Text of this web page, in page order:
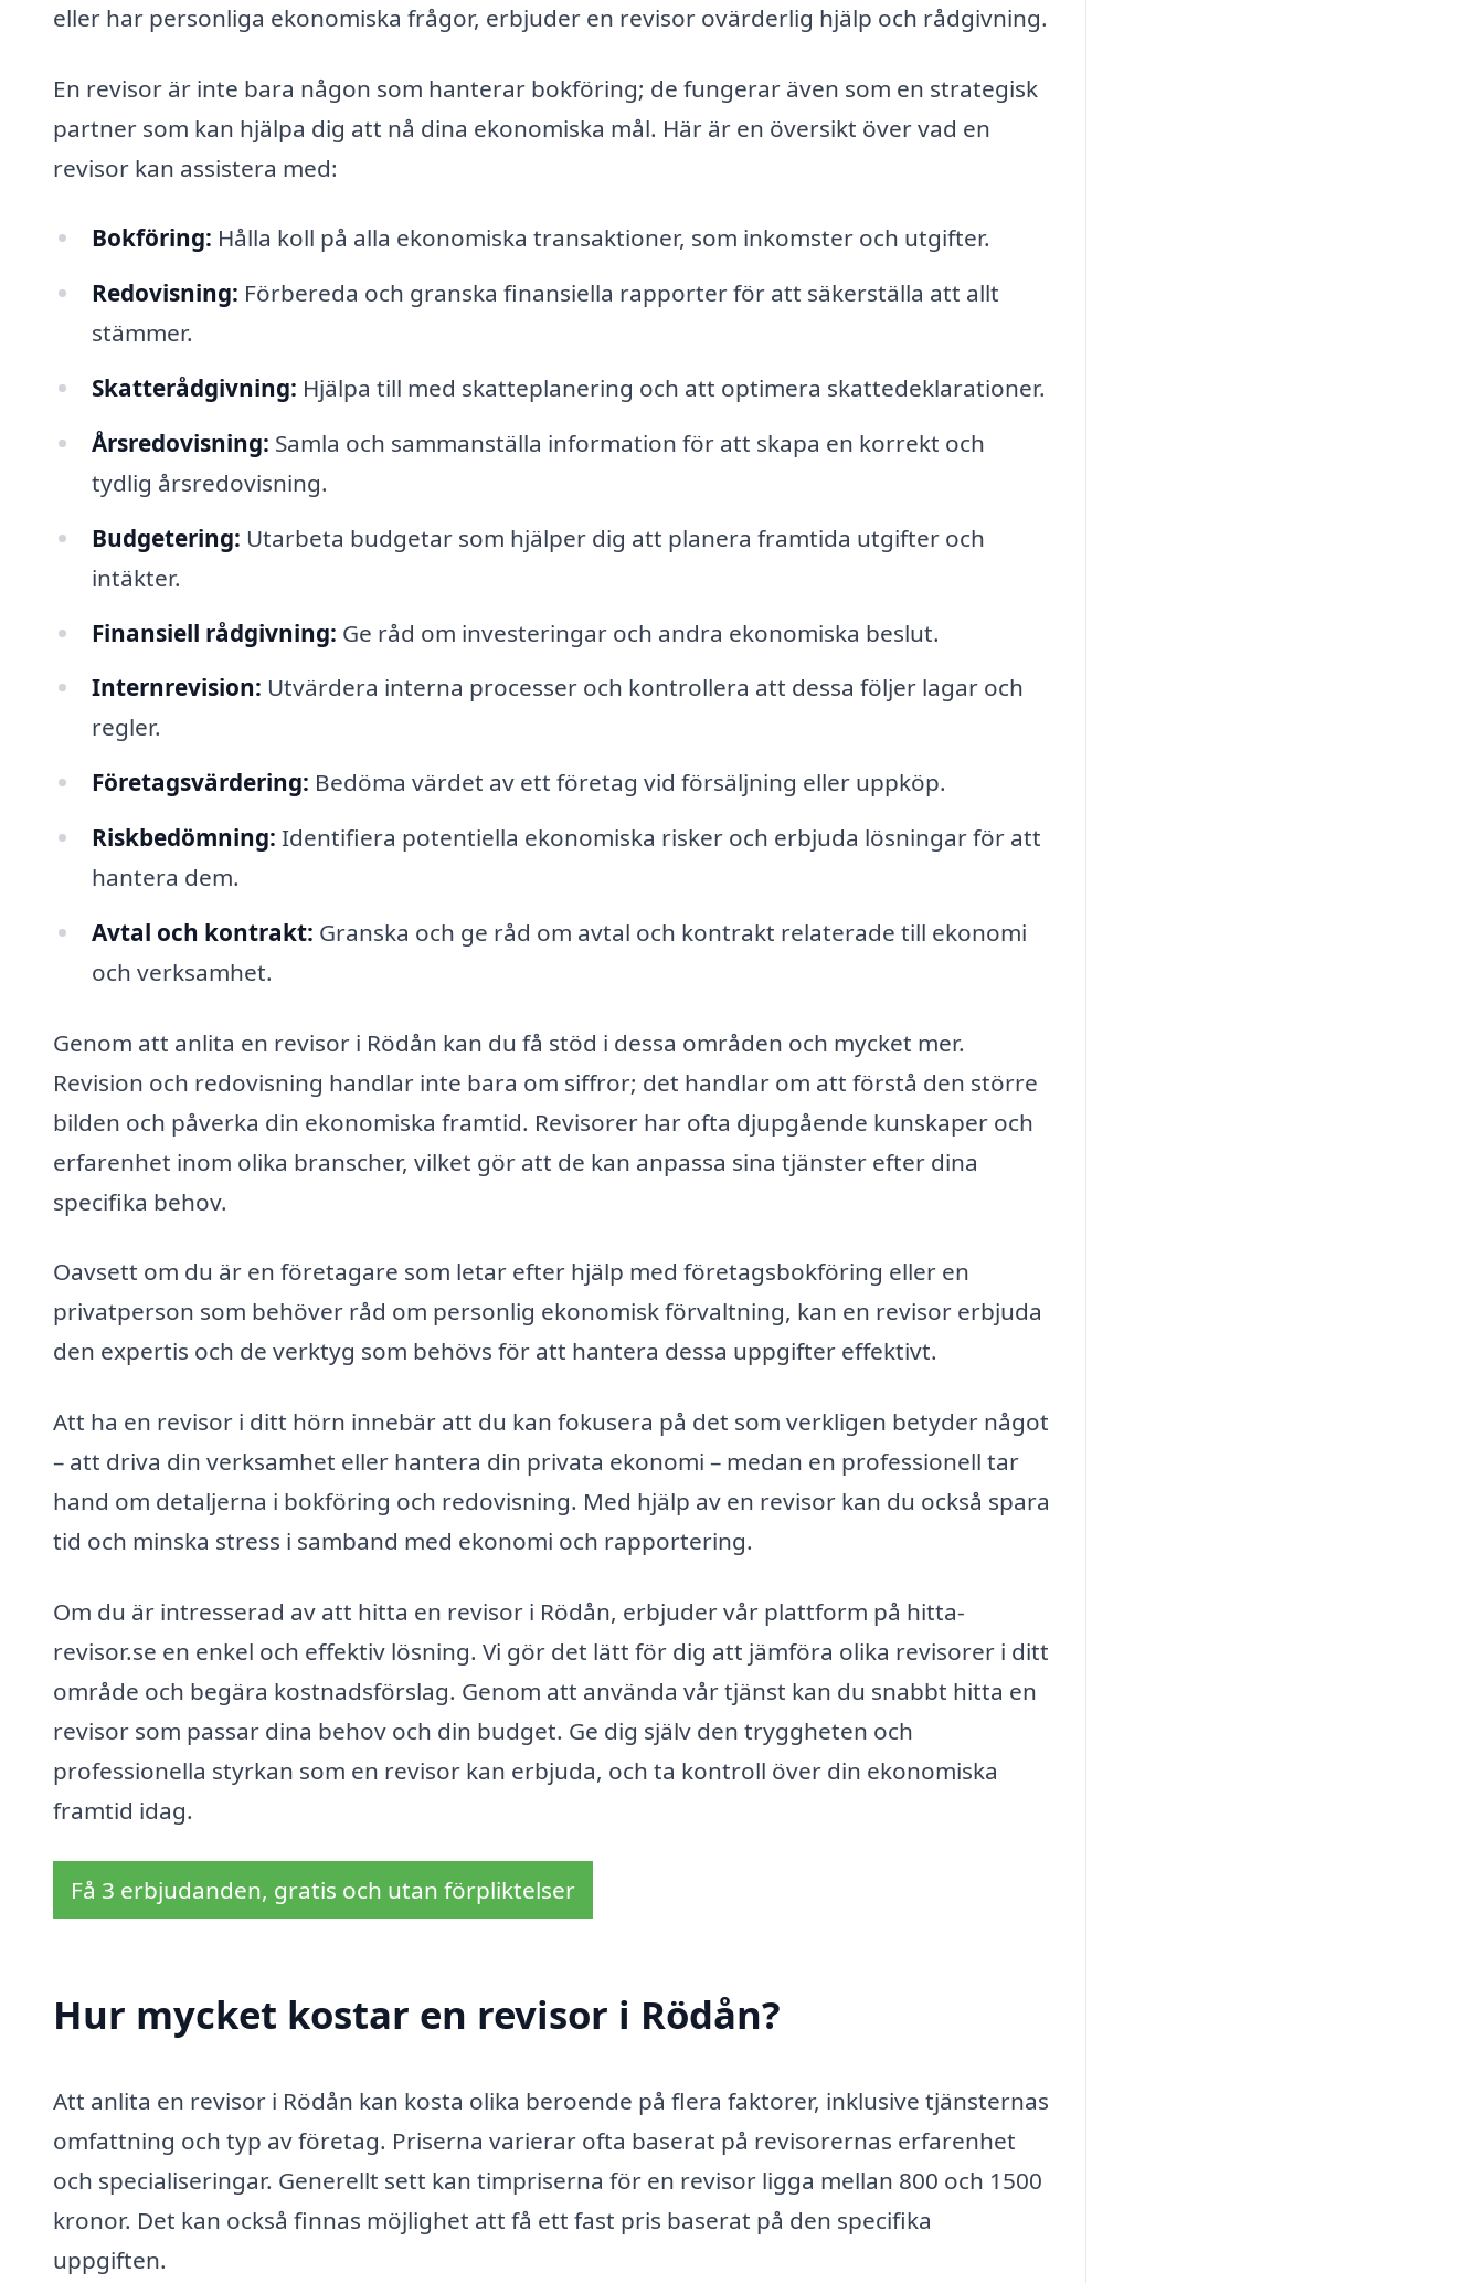
eller har personliga ekonomiska frågor, erbjuder en revisor ovärderlig hjälp och rådgivning.
En revisor är inte bara någon som hanterar bokföring; de fungerar även som en strategisk
partner som kan hjälpa dig att nå dina ekonomiska mål. Här är en översikt över vad en
revisor kan assistera med:
Bokföring: Hålla koll på alla ekonomiska transaktioner, som inkomster och utgifter.
Redovisning: Förbereda och granska finansiella rapporter för att säkerställa att allt
stämmer.
Skatterådgivning: Hjälpa till med skatteplanering och att optimera skattedeklarationer.
Årsredovisning: Samla och sammanställa information för att skapa en korrekt och
tydlig årsredovisning.
Budgetering: Utarbeta budgetar som hjälper dig att planera framtida utgifter och
intäkter.
Finansiell rådgivning: Ge råd om investeringar och andra ekonomiska beslut.
Internrevision: Utvärdera interna processer och kontrollera att dessa följer lagar och
regler.
Företagsvärdering: Bedöma värdet av ett företag vid försäljning eller uppköp.
Riskbedömning: Identifiera potentiella ekonomiska risker och erbjuda lösningar för att
hantera dem.
Avtal och kontrakt: Granska och ge råd om avtal och kontrakt relaterade till ekonomi
och verksamhet.
Genom att anlita en revisor i Rödån kan du få stöd i dessa områden och mycket mer.
Revision och redovisning handlar inte bara om siffror; det handlar om att förstå den större
bilden och påverka din ekonomiska framtid. Revisorer har ofta djupgående kunskaper och
erfarenhet inom olika branscher, vilket gör att de kan anpassa sina tjänster efter dina
specifika behov.
Oavsett om du är en företagare som letar efter hjälp med företagsbokföring eller en
privatperson som behöver råd om personlig ekonomisk förvaltning, kan en revisor erbjuda
den expertis och de verktyg som behövs för att hantera dessa uppgifter effektivt.
Att ha en revisor i ditt hörn innebär att du kan fokusera på det som verkligen betyder något
– att driva din verksamhet eller hantera din privata ekonomi – medan en professionell tar
hand om detaljerna i bokföring och redovisning. Med hjälp av en revisor kan du också spara
tid och minska stress i samband med ekonomi och rapportering.
Om du är intresserad av att hitta en revisor i Rödån, erbjuder vår plattform på hitta-
revisor.se en enkel och effektiv lösning. Vi gör det lätt för dig att jämföra olika revisorer i ditt
område och begära kostnadsförslag. Genom att använda vår tjänst kan du snabbt hitta en
revisor som passar dina behov och din budget. Ge dig själv den tryggheten och
professionella styrkan som en revisor kan erbjuda, och ta kontroll över din ekonomiska
framtid idag.
Få 3 erbjudanden, gratis och utan förpliktelser
Hur mycket kostar en revisor i Rödån?
Att anlita en revisor i Rödån kan kosta olika beroende på flera faktorer, inklusive tjänsternas
omfattning och typ av företag. Priserna varierar ofta baserat på revisorernas erfarenhet
och specialiseringar. Generellt sett kan timpriserna för en revisor ligga mellan 800 och 1500
kronor. Det kan också finnas möjlighet att få ett fast pris baserat på den specifika
uppgiften.